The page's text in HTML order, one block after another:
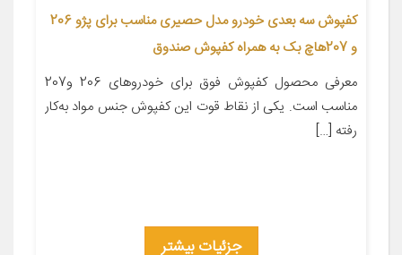
کفپوش سه بعدی خودرو مدل حصیری مناسب برای پژو 206
و 207هاچ بک به همراه کفپوش صندوق
معرفی محصول کفپوش فوق برای خودروهای 206 و207
مناسب است. یکی از نقاط قوت این کفپوش جنس مواد به‌کار
رفته […]
جزئیات بیشتر